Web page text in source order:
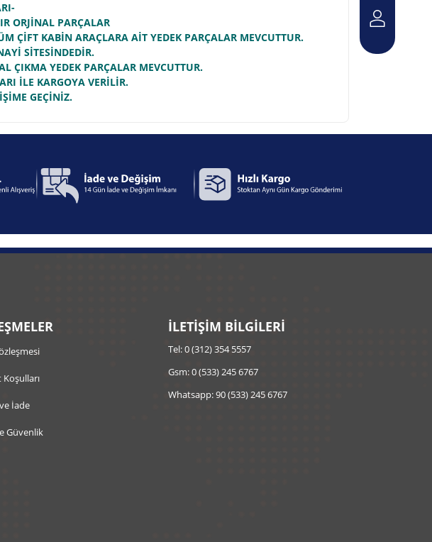
ORJİNAL PARÇALAR
ÇİFT KABİN ARAÇLARA AİT YEDEK PARÇALAR MEVCUTTUR.
SİTESİNDEDİR.
ÇIKMA YEDEK PARÇALAR MEVCUTTUR.
İLE KARGOYA VERİLİR.
GEÇİNİZ.
İade
Güvenlik
İLETİŞİM BİLGİLERİ
Tel: 0 (312) 354 5557
Gsm: 0 (533) 245 6767
Whatsapp: 90 (533) 245 6767